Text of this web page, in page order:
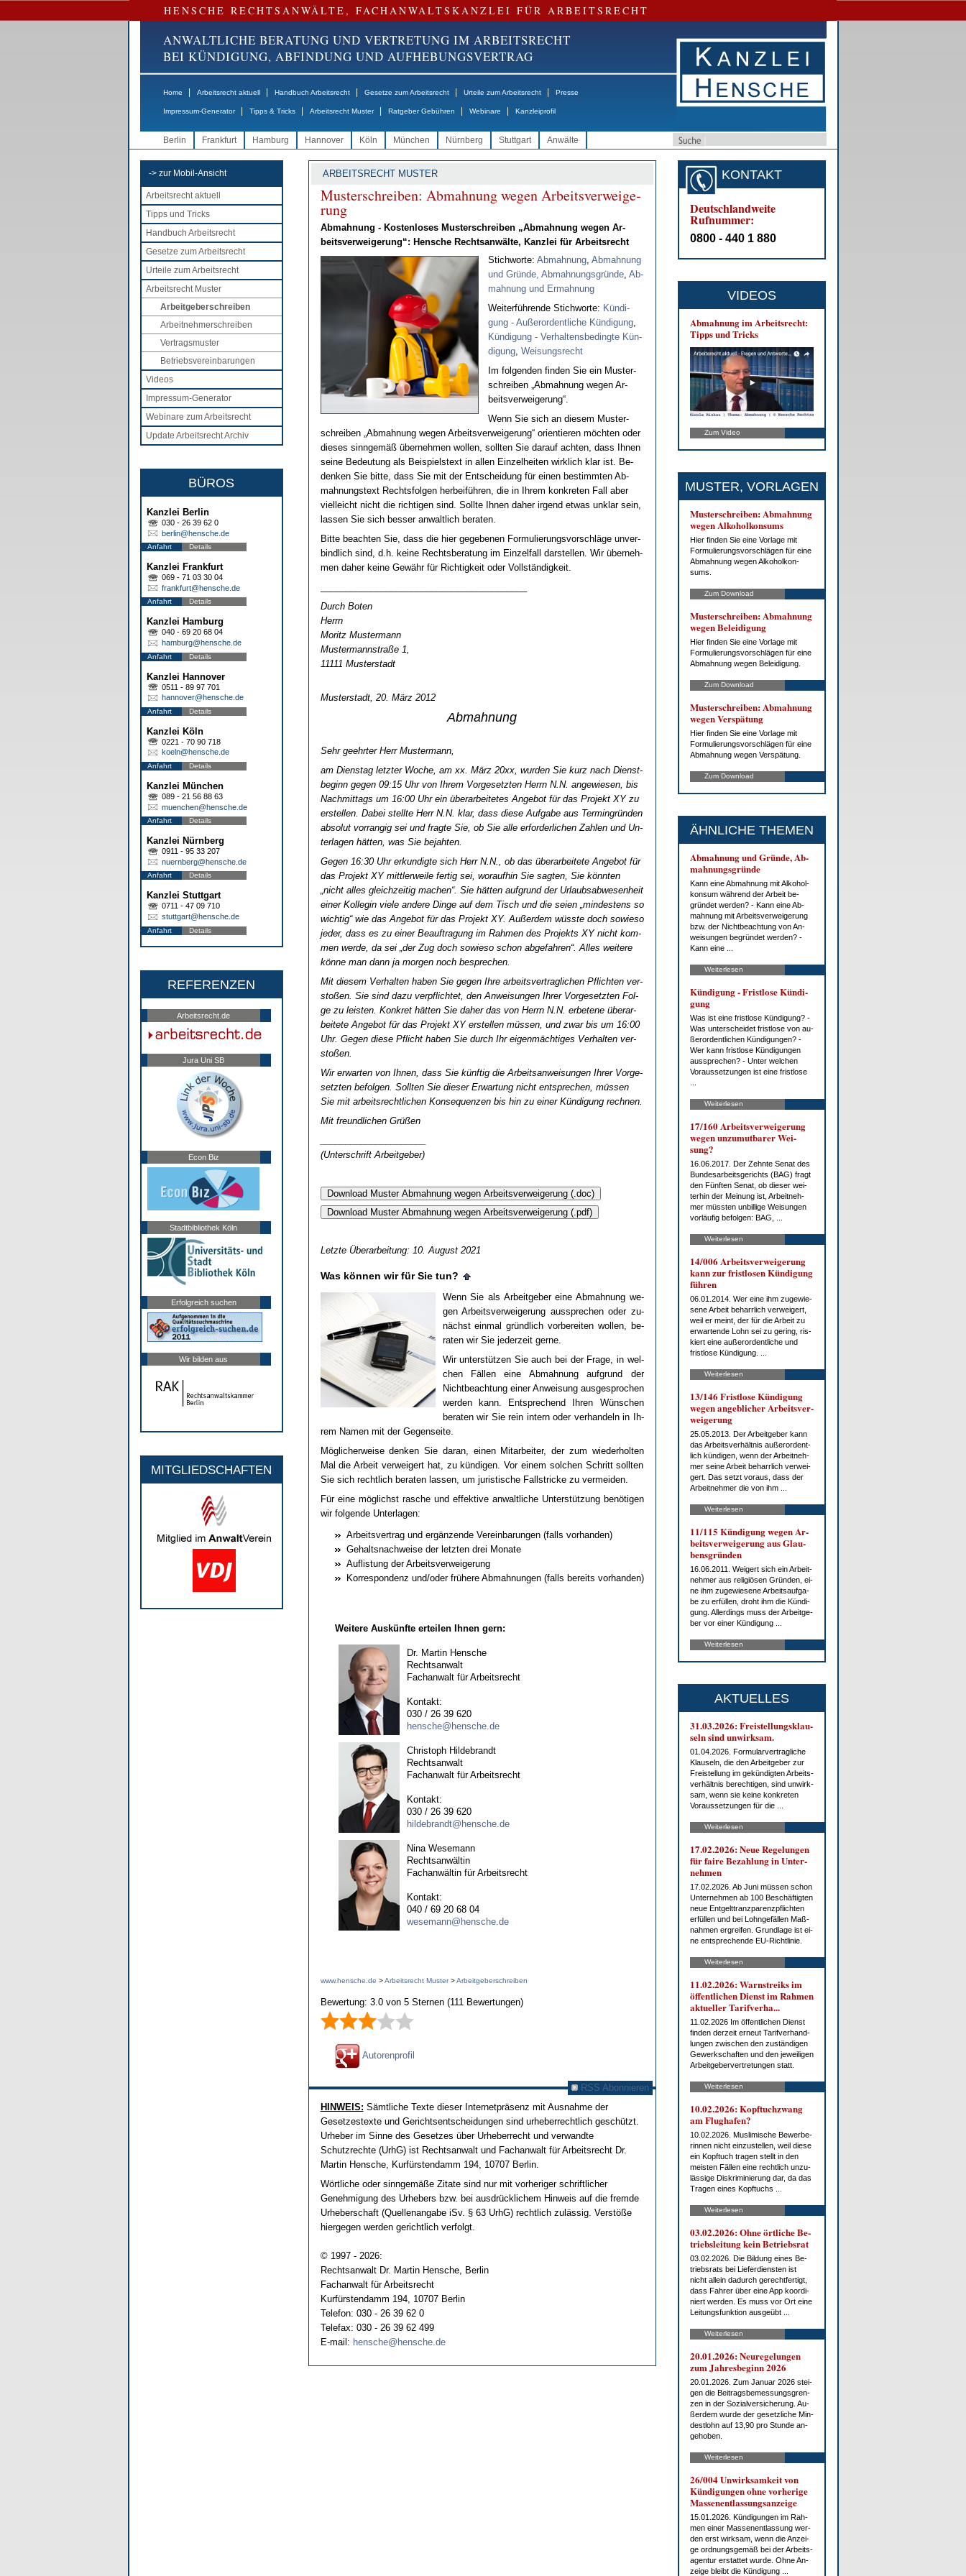
HENSCHE RECHTSANWÄLTE, FACHANWALTSKANZLEI FÜR ARBEITSRECHT
ANWALTLICHE BERATUNG UND VERTRETUNG IM ARBEITSRECHT
BEI KÜNDIGUNG, ABFINDUNG UND AUFHEBUNGSVERTRAG
Home Arbeitsrecht aktuell Handbuch Arbeitsrecht Gesetze zum Arbeitsrecht Urteile zum Arbeitsrecht Presse
Impressum-Generator Tipps & Tricks Arbeitsrecht Muster Ratgeber Gebühren Webinare Kanzleiprofil
Berlin Frankfurt Hamburg Hannover Köln München Nürnberg Stuttgart Anwälte
-> zur Mobil-Ansicht
Arbeitsrecht aktuell
Tipps und Tricks
Handbuch Arbeitsrecht
Gesetze zum Arbeitsrecht
Urteile zum Arbeitsrecht
Arbeitsrecht Muster
Arbeitgeberschreiben
Arbeitnehmerschreiben
Vertragsmuster
Betriebsvereinbarungen
Videos
Impressum-Generator
Webinare zum Arbeitsrecht
Update Arbeitsrecht Archiv
BÜROS
Kanzlei Berlin
030 - 26 39 62 0
berlin@hensche.de
Anfahrt Details
Kanzlei Frankfurt
069 - 71 03 30 04
frankfurt@hensche.de
Anfahrt Details
Kanzlei Hamburg
040 - 69 20 68 04
hamburg@hensche.de
Anfahrt Details
Kanzlei Hannover
0511 - 89 97 701
hannover@hensche.de
Anfahrt Details
Kanzlei Köln
0221 - 70 90 718
koeln@hensche.de
Anfahrt Details
Kanzlei München
089 - 21 56 88 63
muenchen@hensche.de
Anfahrt Details
Kanzlei Nürnberg
0911 - 95 33 207
nuernberg@hensche.de
Anfahrt Details
Kanzlei Stuttgart
0711 - 47 09 710
stuttgart@hensche.de
Anfahrt Details
REFERENZEN
Arbeitsrecht.de
Jura Uni SB
Econ Biz
Stadtbibliothek Köln
Erfolgreich suchen
Wir bilden aus
MITGLIEDSCHAFTEN
ARBEITSRECHT MUSTER
Mus­ter­schrei­ben: Ab­mah­nung we­gen Ar­beits­ver­wei­ge­
rung
Ab­mah­nung - Kos­ten­lo­ses Mus­ter­schrei­ben „Ab­mah­nung we­gen Ar­
beits­ver­wei­ge­rung“: Hen­sche Rechts­an­wäl­te, Kanz­lei für Ar­beits­recht
Stich­wor­te: Ab­mah­nung, Ab­mah­nung
und Grün­de, Ab­mah­nungs­grün­de, Ab­
mah­nung und Er­mah­nung
Wei­ter­füh­ren­de Stich­wor­te: Kün­di­
gung - Au­ßer­or­dent­li­che Kün­di­gung,
Kün­di­gung - Ver­hal­tens­be­ding­te Kün­
di­gung, Wei­sungs­recht
Im fol­gen­den fin­den Sie ein Mus­ter­
schrei­ben „Ab­mah­nung we­gen Ar­
beits­ver­wei­ge­rung“.
Wenn Sie sich an die­sem Mus­ter­
schrei­ben „Ab­mah­nung we­gen Ar­beits­ver­wei­ge­rung“ ori­en­tie­ren möch­ten oder
die­ses sinn­ge­mäß über­neh­men wol­len, soll­ten Sie dar­auf ach­ten, dass Ih­nen
sei­ne Be­deu­tung als Bei­spiels­text in al­len Ein­zel­hei­ten wirk­lich klar ist. Be­
den­ken Sie bit­te, dass Sie mit der Ent­schei­dung für ei­nen be­stimm­ten Ab­
mah­nungs­text Rechts­fol­gen her­bei­füh­ren, die in Ih­rem kon­kre­ten Fall aber
viel­leicht nicht die rich­ti­gen sind. Soll­te Ih­nen da­her ir­gend et­was un­klar sein,
las­sen Sie sich bes­ser an­walt­lich be­ra­ten.
Bit­te be­ach­ten Sie, dass die hier ge­ge­be­nen For­mu­lie­rungs­vor­schlä­ge un­ver­
bind­lich sind, d.h. kei­ne Rechts­be­ra­tung im Ein­zel­fall dar­stel­len. Wir über­neh­
men da­her kei­ne Ge­währ für Rich­tig­keit oder Voll­stän­dig­keit.
Durch Bo­ten
Herrn
Mo­ritz Mus­ter­mann
Mus­ter­mann­stra­ße 1,
11111 Mus­ter­stadt
Mus­ter­stadt, 20. März 2012
Ab­mah­nung
Sehr ge­ehr­ter Herr Mus­ter­mann,
am Diens­tag letz­ter Wo­che, am xx. März 20xx, wur­den Sie kurz nach Dienst­
be­ginn ge­gen 09:15 Uhr von Ih­rem Vor­ge­setz­ten Herrn N.N. an­ge­wie­sen, bis
Nach­mit­tags um 16:00 Uhr ein über­ar­bei­te­tes An­ge­bot für das Pro­jekt XY zu
er­stel­len. Da­bei stell­te Herr N.N. klar, dass die­se Auf­ga­be aus Ter­min­grün­den
ab­so­lut vor­ran­gig sei und frag­te Sie, ob Sie al­le er­for­der­li­chen Zah­len und Un­
ter­la­gen hät­ten, was Sie be­jah­ten.
Ge­gen 16:30 Uhr er­kun­dig­te sich Herr N.N., ob das über­ar­bei­te­te An­ge­bot für
das Pro­jekt XY mitt­ler­wei­le fer­tig sei, wor­auf­hin Sie sag­ten, Sie könn­ten
„nicht al­les gleich­zei­tig ma­chen“. Sie hät­ten auf­grund der Ur­laubs­ab­we­sen­heit
ei­ner Kol­le­gin vie­le an­de­re Din­ge auf dem Tisch und die sei­en „min­des­tens so
wich­tig“ wie das An­ge­bot für das Pro­jekt XY. Au­ßer­dem wüss­te doch so­wie­so
je­der, dass es zu ei­ner Be­auf­tra­gung im Rah­men des Pro­jekts XY nicht kom­
men wer­de, da sei „der Zug doch so­wie­so schon ab­ge­fah­ren“. Al­les wei­te­re
kön­ne man dann ja mor­gen noch be­spre­chen.
Mit die­sem Ver­hal­ten ha­ben Sie ge­gen Ih­re ar­beits­ver­trag­li­chen Pflich­ten ver­
sto­ßen. Sie sind da­zu ver­pflich­tet, den An­wei­sun­gen Ih­rer Vor­ge­setz­ten Fol­
ge zu leis­ten. Kon­kret hät­ten Sie da­her das von Herrn N.N. er­be­te­ne über­ar­
bei­te­te An­ge­bot für das Pro­jekt XY er­stel­len müs­sen, und zwar bis um 16:00
Uhr. Ge­gen die­se Pflicht ha­ben Sie durch Ihr ei­gen­mäch­ti­ges Ver­hal­ten ver­
sto­ßen.
Wir er­war­ten von Ih­nen, dass Sie künf­tig die Ar­beits­an­wei­sun­gen Ih­rer Vor­ge­
setz­ten be­fol­gen. Soll­ten Sie die­ser Er­war­tung nicht ent­spre­chen, müs­sen
Sie mit ar­beits­recht­li­chen Kon­se­quen­zen bis hin zu ei­ner Kün­di­gung rech­nen.
Mit freund­li­chen Grü­ßen
(Un­ter­schrift Ar­beit­ge­ber)
Letzte Überarbeitung: 10. August 2021
Was können wir für Sie tun?
Wenn Sie als Ar­beit­ge­ber ei­ne Ab­mah­nung we­
gen Ar­beits­ver­wei­ge­rung aus­spre­chen oder zu­
nächst ein­mal gründ­lich vor­be­rei­ten wol­len, be­
ra­ten wir Sie je­der­zeit ger­ne.
Wir un­ter­stüt­zen Sie auch bei der Fra­ge, in wel­
chen Fäl­len ei­ne Ab­mah­nung auf­grund der
Nicht­be­ach­tung ei­ner An­wei­sung aus­ge­spro­chen
wer­den kann. Ent­spre­chend Ih­ren Wün­schen
be­ra­ten wir Sie rein in­tern oder ver­han­deln in Ih­
rem Na­men mit der Ge­gen­sei­te.
Mög­li­cher­wei­se den­ken Sie dar­an, ei­nen Mit­ar­bei­ter, der zum wie­der­hol­ten
Mal die Ar­beit ver­wei­gert hat, zu kün­di­gen. Vor ei­nem sol­chen Schritt soll­ten
Sie sich recht­lich be­ra­ten las­sen, um ju­ris­ti­sche Fall­stri­cke zu ver­mei­den.
Für ei­ne mög­lichst ra­sche und ef­fek­ti­ve an­walt­li­che Un­ter­stüt­zung be­nö­ti­gen
wir fol­gen­de Un­ter­la­gen:
Ar­beits­ver­trag und er­gän­zen­de Ver­ein­ba­run­gen (falls vor­han­den)
Ge­halts­nach­wei­se der letz­ten drei Mo­na­te
Auf­lis­tung der Ar­beits­ver­wei­ge­rung
Kor­re­spon­denz und/oder frü­he­re Ab­mah­nun­gen (falls be­reits vor­han­den)
Weitere Auskünfte erteilen Ihnen gern:
Dr. Martin Hensche
Rechtsanwalt
Fachanwalt für Arbeitsrecht
Kontakt:
030 / 26 39 620
hensche@hensche.de
Christoph Hildebrandt
Rechtsanwalt
Fachanwalt für Arbeitsrecht
Kontakt:
030 / 26 39 620
hildebrandt@hensche.de
Nina Wesemann
Rechtsanwältin
Fachanwältin für Arbeitsrecht
Kontakt:
040 / 69 20 68 04
wesemann@hensche.de
www.hensche.de >Arbeitsrecht Muster >Arbeitgeberschreiben
Bewertung: 3.0von 5Sternen(111Bewertungen)
Autorenprofil
RSS Abonnieren
HINWEIS: Sämtliche Texte dieser Internetpräsenz mit Ausnahme der
Gesetzestexte und Gerichtsentscheidungen sind urheberrechtlich geschützt.
Urheber im Sinne des Gesetzes über Urheberrecht und verwandte
Schutzrechte (UrhG) ist Rechtsanwalt und Fachanwalt für Arbeitsrecht Dr.
Martin Hensche, Kurfürstendamm 194, 10707 Berlin.
Wörtliche oder sinngemäße Zitate sind nur mit vorheriger schriftlicher
Genehmigung des Urhebers bzw. bei ausdrücklichem Hinweis auf die fremde
Urheberschaft (Quellenangabe iSv. § 63 UrhG) rechtlich zulässig. Verstöße
hiergegen werden gerichtlich verfolgt.
© 1997 - 2026:
Rechtsanwalt Dr. Martin Hensche, Berlin
Fachanwalt für Arbeitsrecht
Kurfürstendamm 194, 10707 Berlin
Telefon: 030 - 26 39 62 0
Telefax: 030 - 26 39 62 499
E-mail: hensche@hensche.de
KONTAKT
Deutschlandweite
Rufnummer:
0800 - 440 1 880
VIDEOS
Ab­mah­nung im Ar­beits­recht:
Tipps und Tricks
Zum Video
MUSTER, VORLAGEN
Mus­ter­schrei­ben: Ab­mah­nung
we­gen Al­ko­hol­kon­sums
Hier fin­den Sie ei­ne Vor­la­ge mit
For­mu­lie­rungs­vor­schlä­gen für ei­ne
Ab­mah­nung we­gen Al­ko­hol­kon­
sums.
Zum Download
Mus­ter­schrei­ben: Ab­mah­nung
we­gen Be­lei­di­gung
Hier fin­den Sie ei­ne Vor­la­ge mit
For­mu­lie­rungs­vor­schlä­gen für ei­ne
Ab­mah­nung we­gen Be­lei­di­gung.
Zum Download
Mus­ter­schrei­ben: Ab­mah­nung
we­gen Ver­spä­tung
Hier fin­den Sie ei­ne Vor­la­ge mit
For­mu­lie­rungs­vor­schlä­gen für ei­ne
Ab­mah­nung we­gen Ver­spä­tung.
Zum Download
ÄHNLICHE THEMEN
Ab­mah­nung und Grün­de, Ab­
mah­nungs­grün­de
Kann ei­ne Ab­mah­nung mit Al­ko­hol­
kon­sum wäh­rend der Ar­beit be­
grün­det wer­den? - Kann ei­ne Ab­
mah­nung mit Ar­beits­ver­wei­ge­rung
bzw. der Nicht­be­ach­tung von An­
wei­sun­gen be­grün­det wer­den? -
Kann ei­ne ...
Weiterlesen
Kün­di­gung - Frist­lo­se Kün­di­
gung
Was ist ei­ne frist­lo­se Kün­di­gung? -
Was un­ter­schei­det frist­lo­se von au­
ßer­or­dent­li­chen Kün­di­gun­gen? -
Wer kann frist­lo­se Kün­di­gun­gen
aus­spre­chen? - Un­ter wel­chen
Vor­aus­set­zun­gen ist ei­ne frist­lo­se
Weiterlesen
17/160 Ar­beits­ver­wei­ge­rung
we­gen un­zu­mut­ba­rer Wei­
sung?
16.06.2017. Der Zehn­te Se­nat des
Bun­des­ar­beits­ge­richts (BAG) fragt
den Fünf­ten Se­nat, ob die­ser wei­
ter­hin der Mei­nung ist, Ar­beit­neh­
mer müss­ten un­bil­li­ge Wei­sun­gen
vor­läu­fig be­fol­gen: BAG, ...
Weiterlesen
14/006 Ar­beits­ver­wei­ge­rung
kann zur frist­lo­sen Kün­di­gung
füh­ren
06.01.2014. Wer ei­ne ihm zu­ge­wie­
se­ne Ar­beit be­harr­lich ver­wei­gert,
weil er meint, der für die Ar­beit zu
er­war­ten­de Lohn sei zu ge­ring, ris­
kiert ei­ne au­ßer­or­dent­li­che und
frist­lo­se Kün­di­gung. ...
Weiterlesen
13/146 Frist­lo­se Kün­di­gung
we­gen an­geb­li­cher Ar­beits­ver­
wei­ge­rung
25.05.2013. Der Ar­beit­ge­ber kann
das Ar­beits­ver­hält­nis au­ßer­or­dent­
lich kün­di­gen, wenn der Ar­beit­neh­
mer sei­ne Ar­beit be­harr­lich ver­wei­
gert. Das setzt vor­aus, dass der
Ar­beit­neh­mer die von ihm ...
Weiterlesen
11/115 Kün­di­gung we­gen Ar­
beits­ver­wei­ge­rung aus Glau­
bens­grün­den
16.06.2011. Wei­gert sich ein Ar­beit­
neh­mer aus re­li­giö­sen Grün­den, ei­
ne ihm zu­ge­wie­se­ne Ar­beits­auf­ga­
be zu er­fül­len, droht ihm die Kün­di­
gung. Al­ler­dings muss der Ar­beit­ge­
ber vor ei­ner Kün­di­gung ...
Weiterlesen
AKTUELLES
31.03.2026: Frei­stel­lungs­klau­
seln sind un­wirk­sam.
01.04.2026. For­mu­lar­ver­trag­li­che
Klau­seln, die den Ar­beit­ge­ber zur
Frei­stel­lung im ge­kün­dig­ten Ar­beits­
ver­hält­nis be­rech­ti­gen, sind un­wirk­
sam, wenn sie kei­ne kon­kre­ten
Vor­aus­set­zun­gen für die ...
Weiterlesen
17.02.2026: Neue Re­ge­lun­gen
für fai­re Be­zah­lung in Un­ter­
neh­men
17.02.2026. Ab Ju­ni müs­sen schon
Un­ter­neh­men ab 100 Be­schäf­tig­ten
neue Ent­gelt­tranz­pa­renz­pflich­ten
er­fül­len und bei Lohn­ge­fäl­len Maß­
nah­men er­grei­fen. Grund­la­ge ist ei­
ne ent­spre­chen­de EU-Richt­li­nie.
Weiterlesen
11.02.2026: Warn­streiks im
öf­fent­li­chen Dienst im Rah­men
ak­tu­el­ler Ta­rif­ver­ha...
11.02.2026 Im öf­fent­li­chen Dienst
fin­den der­zeit er­neut Ta­rif­ver­hand­
lun­gen zwi­schen den zu­stän­di­gen
Ge­werk­schaf­ten und den je­wei­li­gen
Ar­beit­ge­ber­ver­tre­tun­gen statt.
Weiterlesen
10.02.2026: Kopf­tuch­zwang
am Flug­ha­fen?
10.02.2026. Mus­li­mi­sche Be­wer­be­
rin­nen nicht ein­zu­stel­len, weil die­se
ein Kopf­tuch tra­gen stellt in den
meis­ten Fäl­len ei­ne recht­lich un­zu­
läs­si­ge Dis­kri­mi­nie­rung dar, da das
Tra­gen ei­nes Kopf­tuchs ...
Weiterlesen
03.02.2026: Oh­ne ört­li­che Be­
triebs­lei­tung kein Be­triebs­rat
03.02.2026. Die Bil­dung ei­nes Be­
triebs­rats bei Lie­fer­diens­ten ist
nicht al­lein da­durch ge­recht­fer­tigt,
dass Fah­rer über ei­ne App ko­or­di­
niert wer­den. Es muss vor Ort ei­ne
Lei­tungs­funk­ti­on aus­ge­übt ...
Weiterlesen
20.01.2026: Neu­re­ge­lun­gen
zum Jah­res­be­ginn 2026
20.01.2026. Zum Ja­nu­ar 2026 stei­
gen die Bei­trags­be­mes­sungs­gren­
zen in der So­zi­al­ver­si­che­rung. Au­
ßer­dem wur­de der ge­setz­li­che Min­
dest­lohn auf 13,90 pro St­un­de an­
ge­ho­ben.
Weiterlesen
26/004 Un­wirk­sam­keit von
Kün­di­gun­gen oh­ne vor­he­ri­ge
Mas­sen­ent­las­sungs­an­zei­ge
15.01.2026. Kün­di­gun­gen im Rah­
men ei­ner Mas­sen­ent­las­sung wer­
den erst wirk­sam, wenn die An­zei­
ge ord­nungs­ge­mäß bei der Ar­beits­
agen­tur er­stat­tet wur­de. Oh­ne An­
zei­ge bleibt die Kün­di­gung ...